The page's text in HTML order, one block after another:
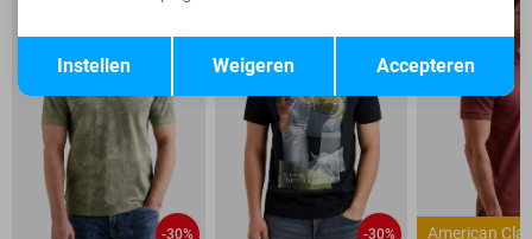
-60% -20%
-30% -30% American
Terug Opslaan
Accepteren
Weigeren
Instellen